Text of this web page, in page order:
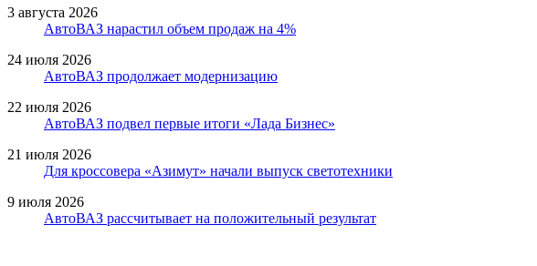
3 августа 2026
АвтоВАЗ нарастил объем продаж на 4%
24 июля 2026
АвтоВАЗ продолжает модернизацию
22 июля 2026
АвтоВАЗ подвел первые итоги «Лада Бизнес»
21 июля 2026
Для кроссовера «Азимут» начали выпуск светотехники
9 июля 2026
АвтоВАЗ рассчитывает на положительный результат